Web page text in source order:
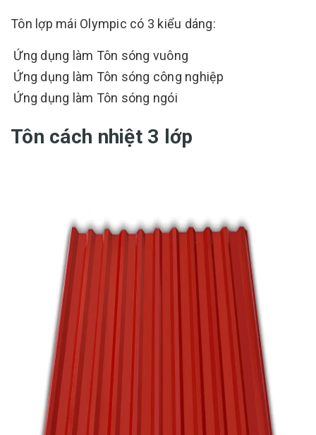
Tôn lợp mái Olympic có 3 kiểu dáng:
Ứng dụng làm Tôn sóng vuông
Ứng dụng làm Tôn sóng công nghiệp
Ứng dụng làm Tôn sóng ngói
Tôn cách nhiệt 3 lớp